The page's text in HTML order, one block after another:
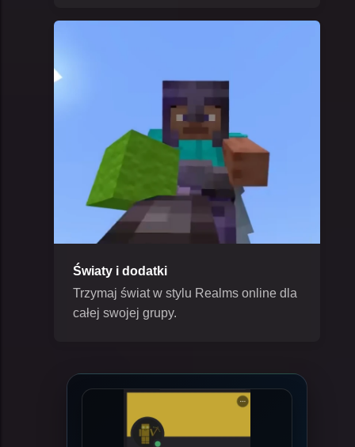
Światy i dodatki
Trzymaj świat w stylu Realms online dla
całej swojej grupy.